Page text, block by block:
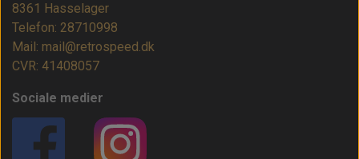
8361 Hasselager
Telefon: 28710998
Mail: mail@retrospeed.dk
CVR: 41408057
Sociale medier